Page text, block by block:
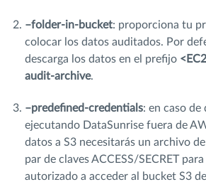
–folder-in-bucket: proporciona tu
colocar los datos auditados. Por
descarga los datos en el prefijo
audit-archive.
–predefined-credentials: en caso de
ejecutando DataSunrise fuera de
datos a S3 necesitarás un archivo
par de claves ACCESS/SECRET
autorizado a acceder al bucket S3